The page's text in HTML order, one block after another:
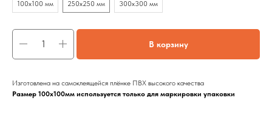
100х100 мм
250х250 мм 300х300 мм
В корзину
Изготовлена на самоклеящейся плёнке ПВХ высокого качества
Размер 100х100мм используется только для маркировки упаковки